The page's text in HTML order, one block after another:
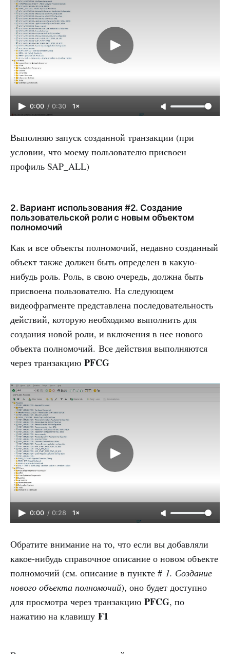
0:00 / 0:30 1×
Выполняю запуск созданной транзакции (при
условии, что моему пользователю присвоен
профиль SAP_ALL)
2. Вариант использования #2. Создание
пользовательской роли с новым объектом
полномочий
Как и все объекты полномочий, недавно созданный
объект также должен быть определен в какую-
нибудь роль. Роль, в свою очередь, должна быть
присвоена пользователю. На следующем
видеофрагменте представлена последовательность
действий, которую необходимо выполнить для
создания новой роли, и включения в нее нового
объекта полномочий. Все действия выполняются
через транзакцию PFCG
0:00 / 0:28 1×
Обратите внимание на то, что если вы добавляли
какое-нибудь справочное описание о новом объекте
полномочий (см. описание в пункте # 1. Создание
нового объекта полномочий), оно будет доступно
для просмотра через транзакцию PFCG, по
нажатию на клавишу F1